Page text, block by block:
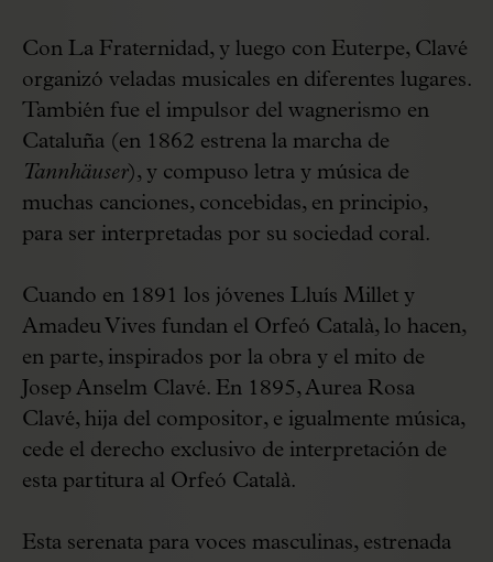
Con La Fraternidad, y luego con Euterpe, Clavé
organizó veladas musicales en diferentes lugares.
También fue el impulsor del wagnerismo en
Cataluña (en 1862 estrena la marcha de
Tannhäuser), y compuso letra y música de
muchas canciones, concebidas, en principio,
para ser interpretadas por su sociedad coral.
Cuando en 1891 los jóvenes Lluís Millet y
Amadeu Vives fundan el Orfeó Català, lo hacen,
en parte, inspirados por la obra y el mito de
Josep Anselm Clavé. En 1895, Aurea Rosa
Clavé, hija del compositor, e igualmente música,
cede el derecho exclusivo de interpretación de
esta partitura al Orfeó Català.
Esta serenata para voces masculinas, estrenada